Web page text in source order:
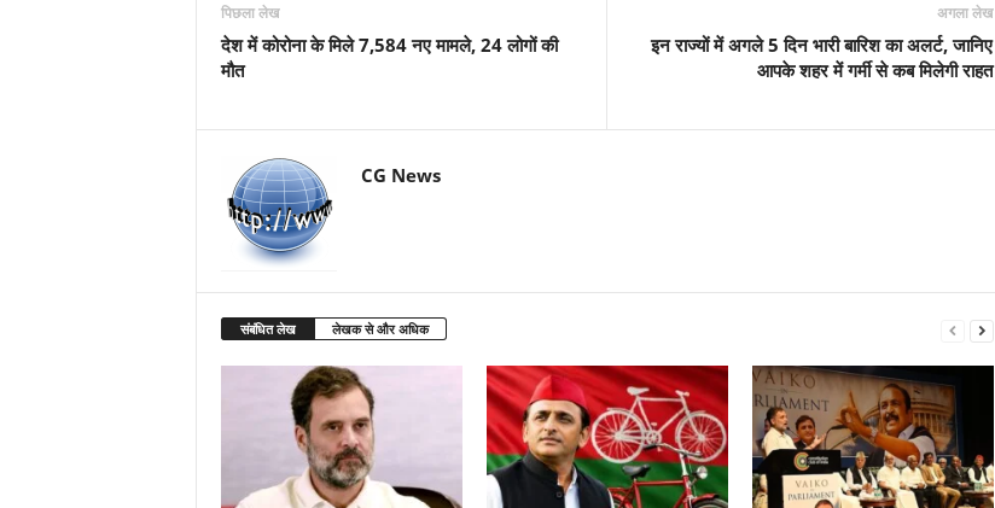
पिछला लेख
देश में कोरोना के मिले 7,584 नए मामले, 24 लोगों की
मौत
अगला लेख
इन राज्यों में अगले 5 दिन भारी बारिश का अलर्ट, जानिए
आपके शहर में गर्मी से कब मिलेगी राहत
CG News
संबंधित लेख लेखक से और अधिक